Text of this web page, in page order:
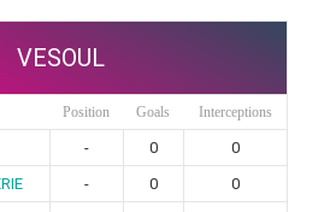
VESOUL
Position Goals Interceptions
- 0
0
- 0
0